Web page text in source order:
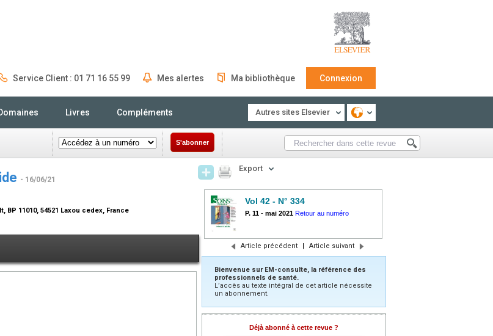
Service Client : 01 71 16 55 99 Mes alertes Ma bibliothèque Connexion
Livres Compléments Autres sites Elsevier
S'abonner
- 16/06/21
11010, 54521 Laxou cedex, France
Export
Vol 42 - N° 334
P. 11 - mai 2021 Retour au numéro
Article précédent | Article suivant
Bienvenue sur EM-consulte, la référence des
professionnels de santé.
L’accès au texte intégral de cet article nécessite
un abonnement.
Déjà abonné à cette revue ?